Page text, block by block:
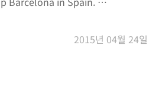
2015년 04월 24일